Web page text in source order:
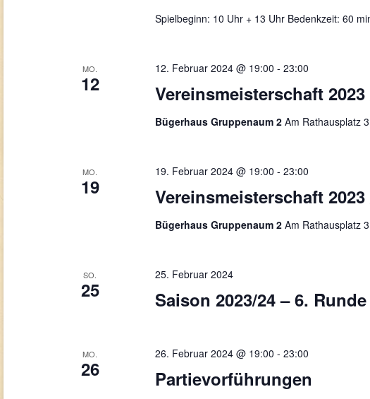
Spielbeginn: 10 Uhr + 13 Uhr Bedenkzeit: 60
MO.
12 Vereinsmeisterschaft
12. Februar 2024 @ 19:00 - 23:00
Bügerhaus Gruppenaum 2 Am Rathausplatz
MO.
19 Vereinsmeisterschaft
19. Februar 2024 @ 19:00 - 23:00
Bügerhaus Gruppenaum 2 Am Rathausplatz
SO.
25 Saison 2023/24 – 6. Runde
25. Februar 2024
MO.
26 Partievorführungen
26. Februar 2024 @ 19:00 - 23:00